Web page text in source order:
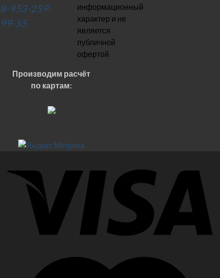
8-953-259-
99-55
информационный
характер и не
является
публичной
офертой
Производим расчёт
по картам: